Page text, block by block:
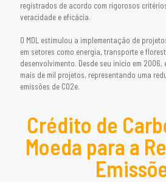
registrados de acordo com rigorosos
veracidade e eficácia.
O MDL estimulou a implementação de
em setores como energia, transporte e
desenvolvimento. Desde seu início em 2006,
mais de mil projetos, representando uma
emissões de CO2e.
Crédito de
Moeda para a